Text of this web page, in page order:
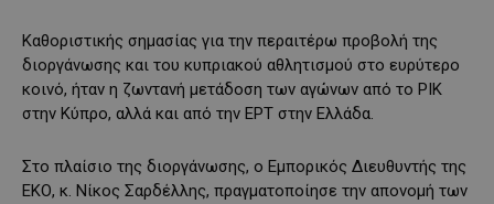
Καθοριστικής σημασίας για την περαιτέρω προβολή της
διοργάνωσης και του κυπριακού αθλητισμού στο ευρύτερο
κοινό, ήταν η ζωντανή μετάδοση των αγώνων από το ΡΙΚ
στην Κύπρο, αλλά και από την ΕΡΤ στην Ελλάδα.
Στο πλαίσιο της διοργάνωσης, ο Εμπορικός Διευθυντής της
ΕΚΟ, κ. Νίκος Σαρδέλλης, πραγματοποίησε την απονομή των